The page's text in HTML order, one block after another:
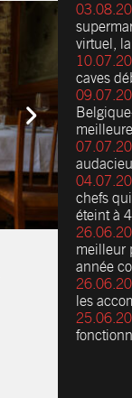
virtuel,
caves
chefs
éteint à
meilleur
année
les